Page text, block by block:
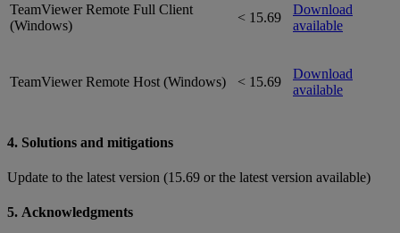
TeamViewer Remote Full Client
(Windows)
< 15.69
Download
available
TeamViewer Remote Host (Windows) < 15.69
Download
available
4. Solutions and mitigations
Update to the latest version (15.69 or the latest version available)
5. Acknowledgments